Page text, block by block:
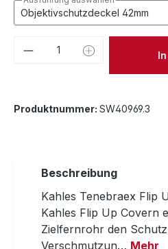
Produkt Anzahl:
Produktnummer: SW40969.3
Beschreibung
Kahles Tenebraex Flip
Kahles Flip Up Covern
Zielfernrohr den
Verschmutzun… Mehr